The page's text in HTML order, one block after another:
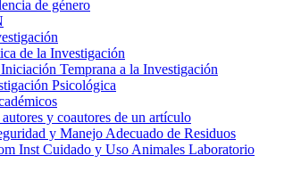
de género
de la Investigación
Temprana a la Investigación
Psicológica
y coautores de un artículo
y Manejo Adecuado de Residuos
Inst Cuidado y Uso Animales Laboratorio